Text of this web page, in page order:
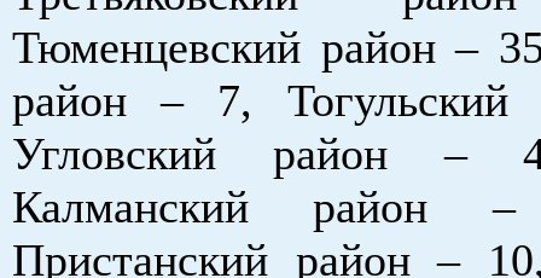
Тюменцевский район –
район – 7,
Угловский район
Калманский район
Пристанский район –